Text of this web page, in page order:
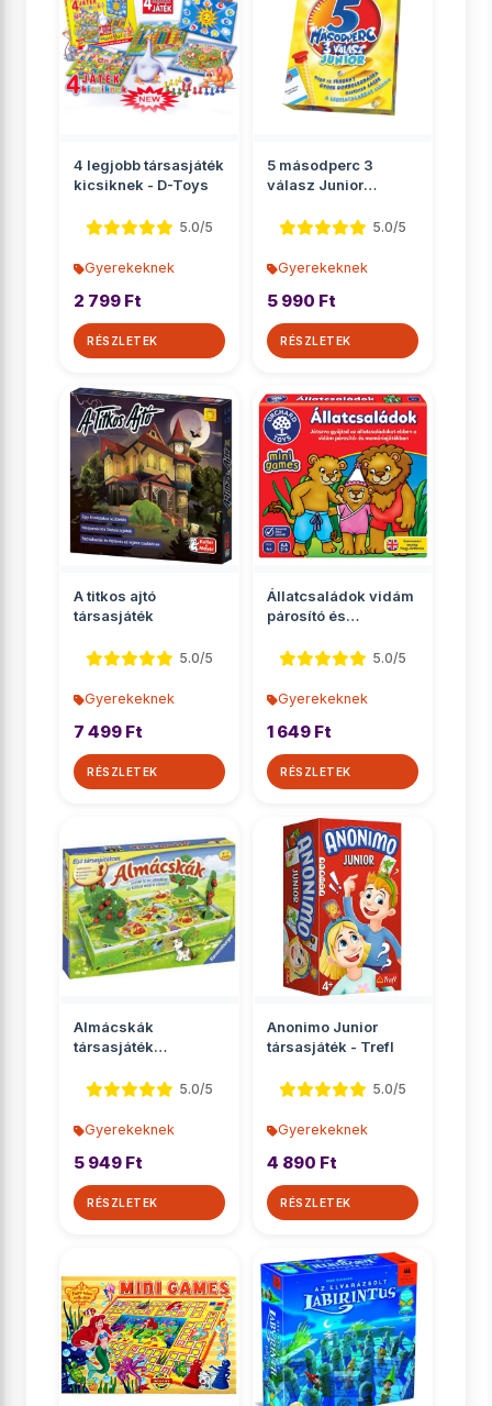
4 legjobb társasjáték
kicsiknek - D-Toys
5.0/5
Gyerekeknek
2 799 Ft
RÉSZLETEK
5 másodperc 3
válasz Junior
5.0/5
Gyerekeknek
5 990 Ft
RÉSZLETEK
A titkos ajtó
társasjáték
5.0/5
Gyerekeknek
7 499 Ft
RÉSZLETEK
Állatcsaládok vidám
párosító és
5.0/5
Gyerekeknek
1 649 Ft
RÉSZLETEK
Almácskák
társasjáték
Ravensburger 5.0/5
Gyerekeknek
5 949 Ft
RÉSZLETEK
Anonimo Junior
társasjáték - Trefl
5.0/5
Gyerekeknek
4 890 Ft
RÉSZLETEK